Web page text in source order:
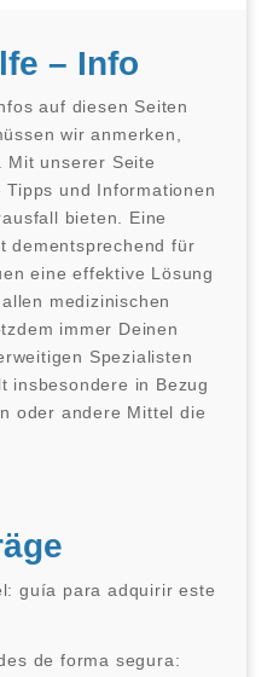
– Info
auf diesen Seiten
wir anmerken,
Mit unserer Seite
und Informationen
bieten. Eine
dementsprechend für
eine effektive Lösung
medizinischen
immer Deinen
Spezialisten
insbesondere in Bezug
oder andere Mittel die
guía para adquirir este
de forma segura: